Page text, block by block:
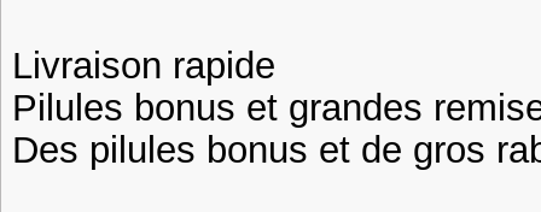
Livraison rapide
Pilules bonus et grandes
Des pilules bonus et de gros